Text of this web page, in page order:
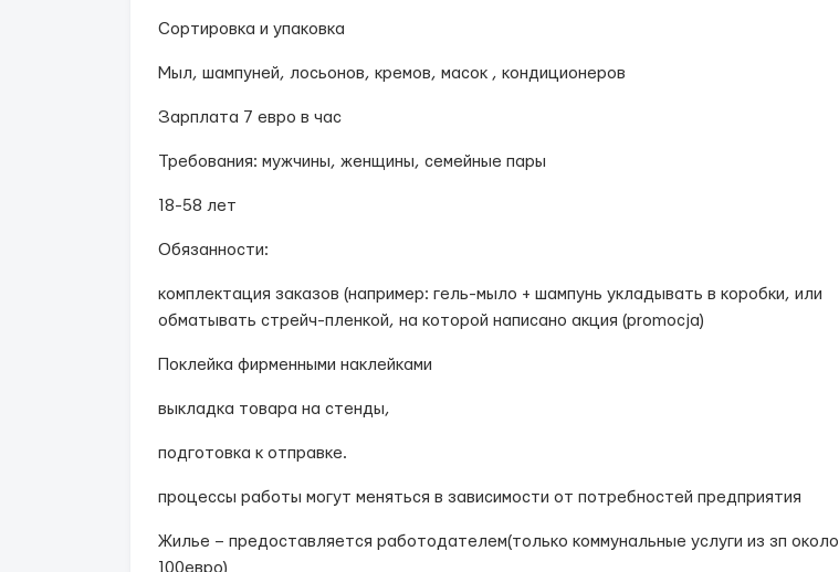
Сортировка и упаковка
Мыл, шампуней, лосьонов, кремов, масок , кондиционеров
Зарплата 7 евро в час
Требования: мужчины, женщины, семейные пары
18-58 лет
Обязанности:
комплектация заказов (например: гель-мыло + шампунь укладывать в коробки, или
обматывать стрейч-пленкой, на которой написано акция (promocja)
Поклейка фирменными наклейками
выкладка товара на стенды,
подготовка к отправке.
процессы работы могут меняться в зависимости от потребностей предприятия
Жилье – предоставляется работодателем(только коммунальные услуги из зп около
100евро)